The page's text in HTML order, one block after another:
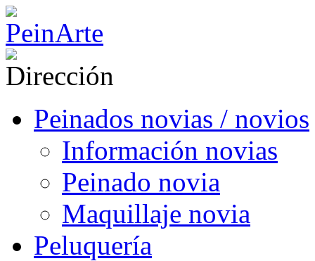
Peinados novias / novios
Información novias
Peinado novia
Maquillaje novia
Peluquería